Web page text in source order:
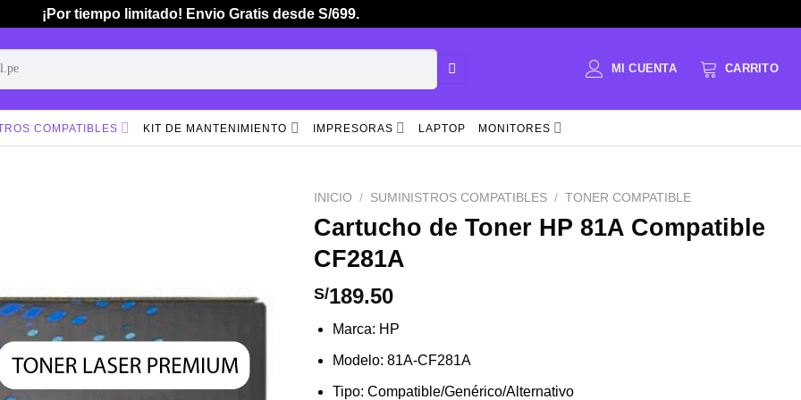
¡Por tiempo limitado! Envio Gratis desde S/699.
COMPATIBLES KIT DE MANTENIMIENTO IMPRESORAS LAPTOP MONITORES
deseos
INICIO / SUMINISTROS COMPATIBLES / TONER COMPATIBLE
Cartucho de Toner HP 81A Compatible
CF281A
S/189.50
Marca: HP
Modelo: 81A-CF281A
Tipo: Compatible/Genérico/Alternativo